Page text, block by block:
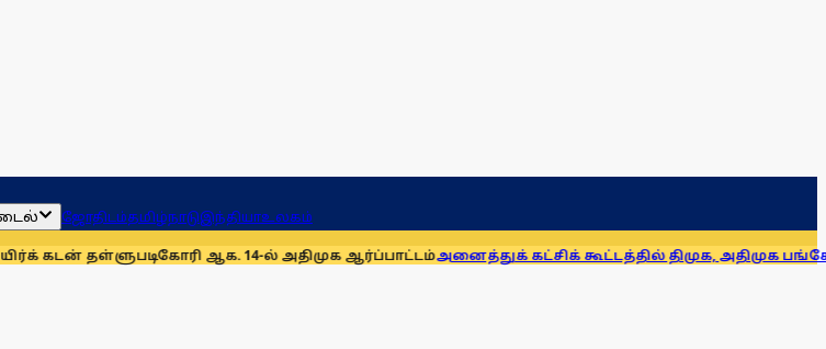
ஜோதிடம்தமிழ்நாடுஇந்தியாஉலகம்
ஆக. 14-ல் அதிமுக ஆர்ப்பாட்டம்அனைத்துக் கட்சிக் கூட்டத்தில் திமுக, அதிமுக